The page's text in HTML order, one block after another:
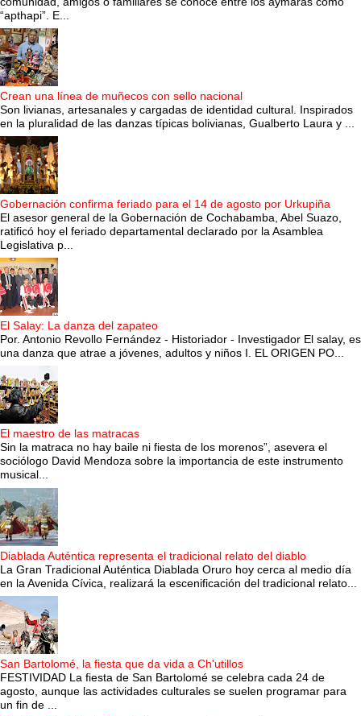
“apthapi”. E...
Crean una línea de muñecos con sello nacional
Son livianas, artesanales y cargadas de identidad cultural. Inspirados
en la pluralidad de las danzas típicas bolivianas, Gualberto Laura y ...
Gobernación confirma feriado para el 14 de agosto por Urkupiña
El asesor general de la Gobernación de Cochabamba, Abel Suazo,
ratificó hoy el feriado departamental declarado por la Asamblea
Legislativa p...
El Salay: La danza del zapateo
Por. Antonio Revollo Fernández - Historiador - Investigador El salay, es
una danza que atrae a jóvenes, adultos y niños I. EL ORIGEN PO...
El maestro de las matracas
Sin la matraca no hay baile ni fiesta de los morenos”, asevera el
sociólogo David Mendoza sobre la importancia de este instrumento
musical...
Diablada Auténtica representa el tradicional relato del diablo
La Gran Tradicional Auténtica Diablada Oruro hoy cerca al medio día
en la Avenida Cívica, realizará la escenificación del tradicional relato...
San Bartolomé, la fiesta que da vida a Ch'utillos
FESTIVIDAD La fiesta de San Bartolomé se celebra cada 24 de
agosto, aunque las actividades culturales se suelen programar para
un fin de ...